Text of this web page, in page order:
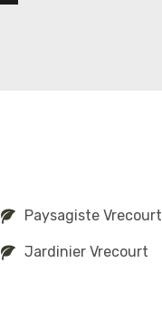
Paysagiste Vrecourt
Jardinier Vrecourt